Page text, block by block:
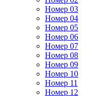
Номер 03
Номер 04
Номер 05
Номер 06
Номер 07
Номер 08
Номер 09
Номер 10
Номер 11
Номер 12